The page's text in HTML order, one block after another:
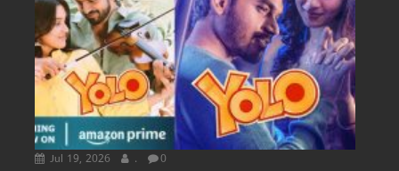
Jul 19, 2026 . 0